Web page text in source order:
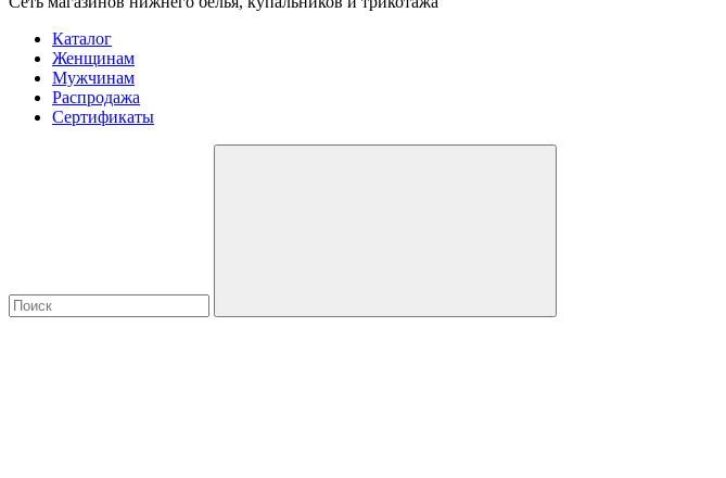
Каталог
Женщинам
Мужчинам
Распродажа
Сертификаты